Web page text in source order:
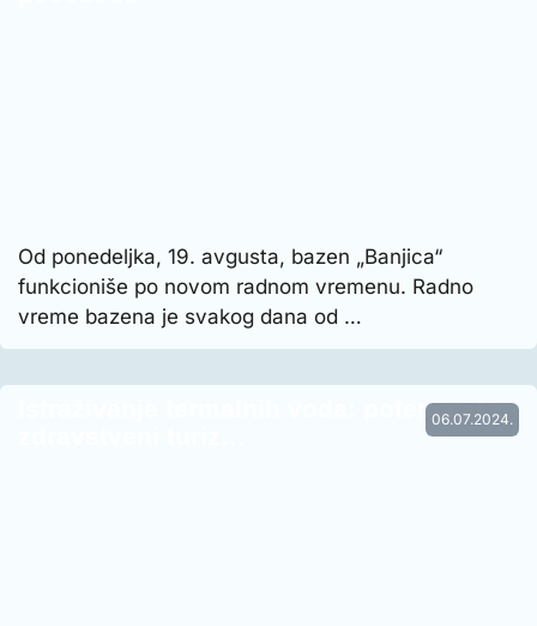
Od ponedeljka, 19. avgusta, bazen „Banjica“
funkcioniše po novom radnom vremenu. Radno
vreme bazena je svakog dana od …
06.07.2024.
Istraživanje termalnih voda: potencijal za